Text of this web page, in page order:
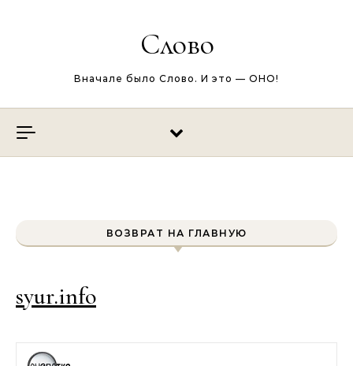
Слово
Вначале было Слово. И это — ОНО!
ВОЗВРАТ НА ГЛАВНУЮ
syur.info